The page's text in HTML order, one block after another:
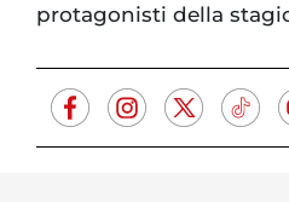
protagonisti della